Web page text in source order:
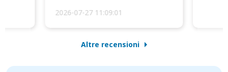
2026-07-27 11:09:01
Altre recensioni